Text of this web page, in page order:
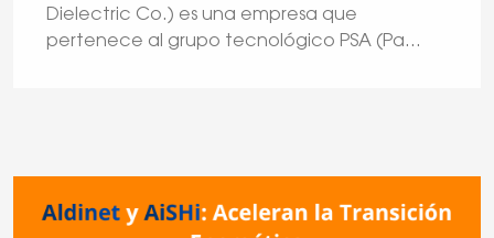
Dielectric Co.) es una empresa que
pertenece al grupo tecnológico PSA (Pa...